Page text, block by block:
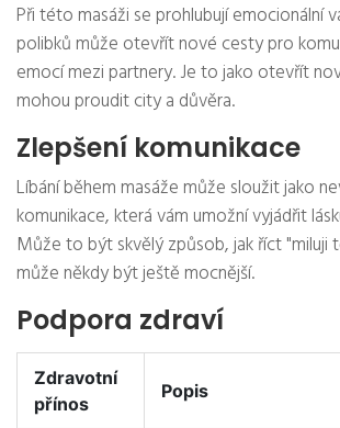
Při této masáži se prohlubují emocionální
polibků může otevřít nové cesty pro
emocí mezi partnery. Je to jako otevřít
mohou proudit city a důvěra.
Zlepšení komunikace
Líbání během masáže může sloužit jako
komunikace, která vám umožní vyjádřit
Může to být skvělý způsob, jak říct "miluji
může někdy být ještě mocnější.
Podpora zdraví
Zdravotní
přínos
Popis